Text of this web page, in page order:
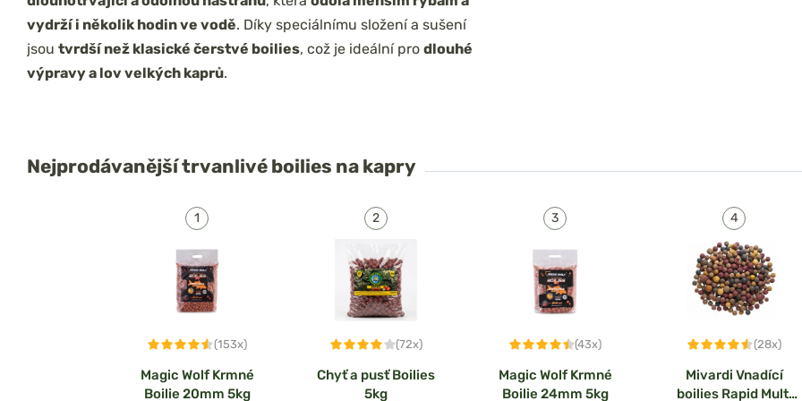
vydrží i několik hodin ve vodě. Díky speciálnímu složení a sušení
jsou tvrdší než klasické čerstvé boilies, což je ideální pro dlouhé
výpravy a lov velkých kaprů.
Nejprodávanějšítrvanlivé boilies na kapry
(153x)
Magic Wolf Krmné
Boilie 20mm 5kg
(72x)
Chyť a pusť Boilies
5kg
(43x)
Magic Wolf Krmné
Boilie 24mm 5kg
(28x)
Mivardi Vnadící
boilies Rapid Multi